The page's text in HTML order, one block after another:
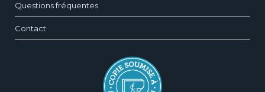
Questions fréquentes
Contact